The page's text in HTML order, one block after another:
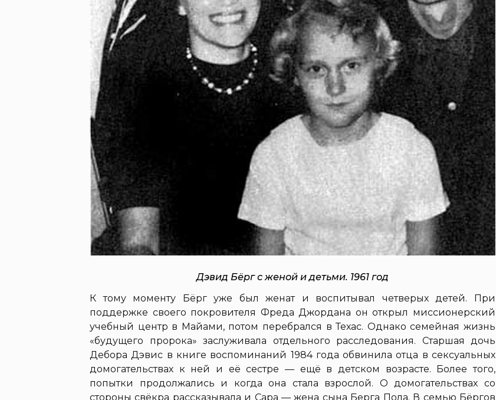
Дэвид Бёрг с женой и детьми. 1961 год
К тому моменту Бёрг уже был женат и воспитывал четверых детей. При
поддержке своего покровителя Фреда Джордана он открыл миссионерский
учебный центр в Майами, потом перебрался в Техас. Однако семейная жизнь
«будущего пророка» заслуживала отдельного расследования. Старшая дочь
Дебора Дэвис в книге воспоминаний 1984 года обвинила отца в сексуальных
домогательствах к ней и её сестре — ещё в детском возрасте. Более того,
попытки продолжались и когда она стала взрослой. О домогательствах со
стороны свёкра рассказывала и Сара — жена сына Берга Пола. В семью Бёргов